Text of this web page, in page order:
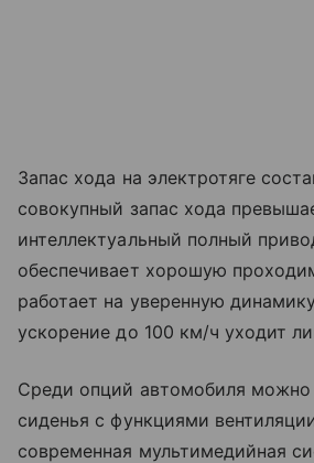
Запас хода на электротяге
совокупный запас хода
интеллектуальный полный
обеспечивает хорошую
работает на уверенную
ускорение до 100 км/ч уходит
Среди опций автомобиля можно
сиденья с функциями
современная мультимедийная